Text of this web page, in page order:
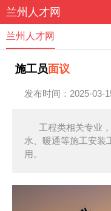
兰州人才网
兰州人才网
施工员面议
发布时间：2025-03-
工程类相关专业
水、暖通等施工安装
用。